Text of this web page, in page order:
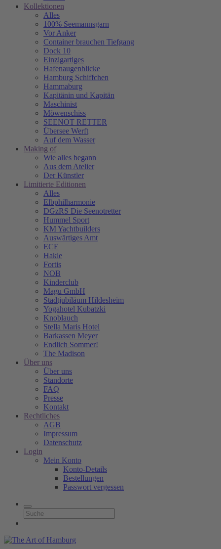
Kollektionen
Alles
100% Seemannsgarn
Vor Anker
Container brauchen Tiefgang
Dock 10
Einzigartiges
Hafenaugen­blicke
Hamburg Schiffchen
Hammaburg
Kapitänin und Kapitän
Maschinist
Möwenschiss
SEENOT RETTER
Übersee Werft
Auf dem Wasser
Making of
Wie alles begann
Aus dem Atelier
Der Künstler
Limitierte Editionen
Alles
Elbphilharmonie
DGzRS Die Seenotretter
Hummel Sport
KM Yachtbuilders
Auswärtiges Amt
ECE
Hakle
Fortis
NOB
Kinderclub
Magu GmbH
Stadtjubiläum Hildesheim
Yogahotel Kubatzki
Knoblauch
Stella Maris Hotel
Barkassen Meyer
Endlich Sommer!
The Madison
Über uns
Über uns
Standorte
FAQ
Presse
Kontakt
Rechtliches
AGB
Impressum
Datenschutz
Login
Mein Konto
Konto-Details
Bestellungen
Passwort vergessen